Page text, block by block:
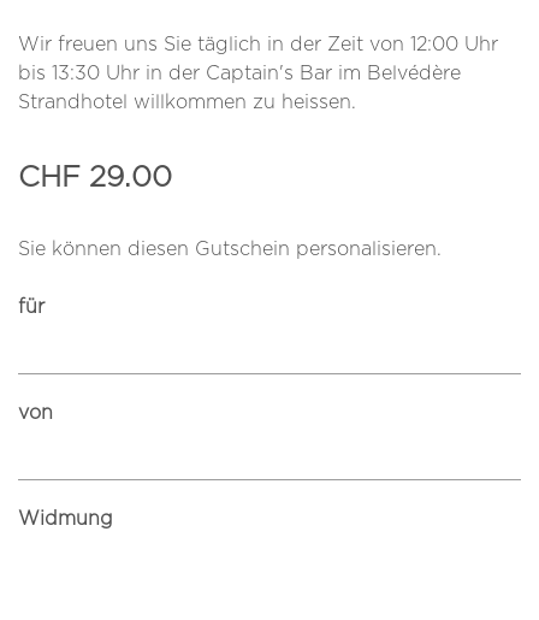
Wir freuen uns Sie täglich in der Zeit von 12:00 Uhr
bis 13:30 Uhr in der Captain's Bar im Belvédère
Strandhotel willkommen zu heissen.
CHF 29.00
Sie können diesen Gutschein personalisieren.
für
von
Widmung